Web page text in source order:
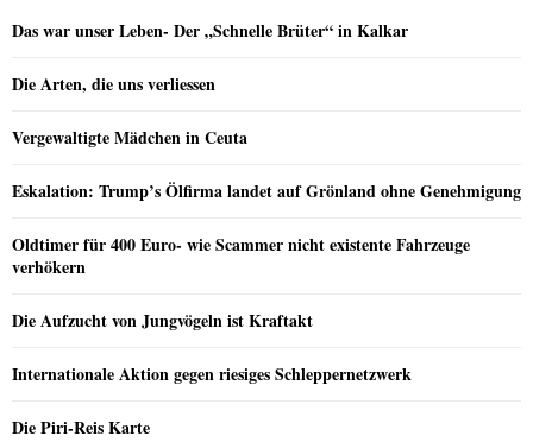
Das war unser Leben- Der „Schnelle Brüter“ in Kalkar
Die Arten, die uns verliessen
Vergewaltigte Mädchen in Ceuta
Eskalation: Trump’s Ölfirma landet auf Grönland ohne Genehmigung
Oldtimer für 400 Euro- wie Scammer nicht existente Fahrzeuge
verhökern
Die Aufzucht von Jungvögeln ist Kraftakt
Internationale Aktion gegen riesiges Schleppernetzwerk
Die Piri-Reis Karte